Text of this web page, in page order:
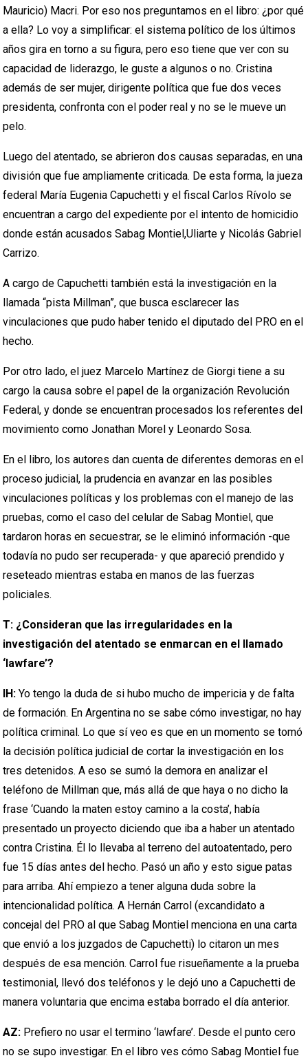
Mauricio) Macri. Por eso nos preguntamos en el libro: ¿por qué
a ella? Lo voy a simplificar: el sistema político de los últimos
años gira en torno a su figura, pero eso tiene que ver con su
capacidad de liderazgo, le guste a algunos o no. Cristina
además de ser mujer, dirigente política que fue dos veces
presidenta, confronta con el poder real y no se le mueve un
pelo.
Luego del atentado, se abrieron dos causas separadas, en una
división que fue ampliamente criticada. De esta forma, la jueza
federal María Eugenia Capuchetti y el fiscal Carlos Rívolo se
encuentran a cargo del expediente por el intento de homicidio
donde están acusados Sabag Montiel,Uliarte y Nicolás Gabriel
Carrizo.
A cargo de Capuchetti también está la investigación en la
llamada “pista Millman”, que busca esclarecer las
vinculaciones que pudo haber tenido el diputado del PRO en el
hecho.
Por otro lado, el juez Marcelo Martínez de Giorgi tiene a su
cargo la causa sobre el papel de la organización Revolución
Federal, y donde se encuentran procesados los referentes del
movimiento como Jonathan Morel y Leonardo Sosa.
En el libro, los autores dan cuenta de diferentes demoras en el
proceso judicial, la prudencia en avanzar en las posibles
vinculaciones políticas y los problemas con el manejo de las
pruebas, como el caso del celular de Sabag Montiel, que
tardaron horas en secuestrar, se le eliminó información -que
todavía no pudo ser recuperada- y que apareció prendido y
reseteado mientras estaba en manos de las fuerzas
policiales.
T: ¿Consideran que las irregularidades en la
investigación del atentado se enmarcan en el llamado
‘lawfare’?
IH:Yo tengo la duda de si hubo mucho de impericia y de falta
de formación. En Argentina no se sabe cómo investigar, no hay
política criminal. Lo que sí veo es que en un momento se tomó
la decisión política judicial de cortar la investigación en los
tres detenidos. A eso se sumó la demora en analizar el
teléfono de Millman que, más allá de que haya o no dicho la
frase ‘Cuando la maten estoy camino a la costa’, había
presentado un proyecto diciendo que iba a haber un atentado
contra Cristina. Él lo llevaba al terreno del autoatentado, pero
fue 15 días antes del hecho. Pasó un año y esto sigue patas
para arriba. Ahí empiezo a tener alguna duda sobre la
intencionalidad política. A Hernán Carrol (excandidato a
concejal del PRO al que Sabag Montiel menciona en una carta
que envió a los juzgados de Capuchetti) lo citaron un mes
después de esa mención. Carrol fue risueñamente a la prueba
testimonial, llevó dos teléfonos y le dejó uno a Capuchetti de
manera voluntaria que encima estaba borrado el día anterior.
AZ: Prefiero no usar el termino ‘lawfare’. Desde el punto cero
no se supo investigar. En el libro ves cómo Sabag Montiel fue